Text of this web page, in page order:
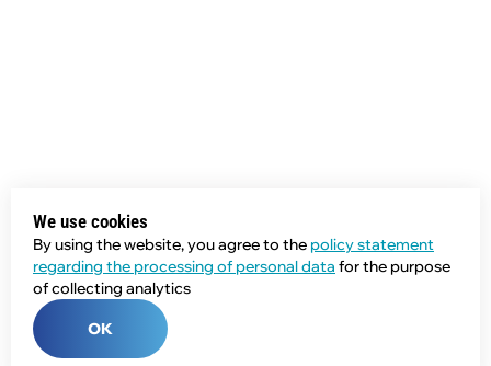
We use cookies
By using the website, you agree to the policy statement
regarding the processing of personal data for the purpose
of collecting analytics
OK